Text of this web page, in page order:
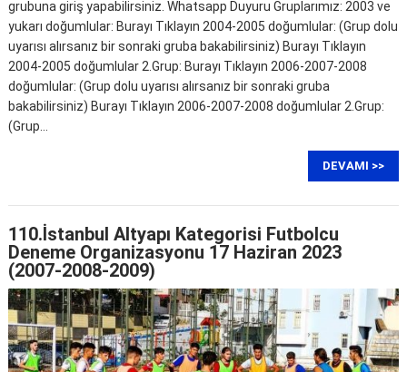
grubuna giriş yapabilirsiniz. Whatsapp Duyuru Gruplarımız: 2003 ve
yukarı doğumlular: Burayı Tıklayın 2004-2005 doğumlular: (Grup dolu
uyarısı alırsanız bir sonraki gruba bakabilirsiniz) Burayı Tıklayın
2004-2005 doğumlular 2.Grup: Burayı Tıklayın 2006-2007-2008
doğumlular: (Grup dolu uyarısı alırsanız bir sonraki gruba
bakabilirsiniz) Burayı Tıklayın 2006-2007-2008 doğumlular 2.Grup:
(Grup…
DEVAMI >>
110.İstanbul Altyapı Kategorisi Futbolcu
Deneme Organizasyonu 17 Haziran 2023
(2007-2008-2009)